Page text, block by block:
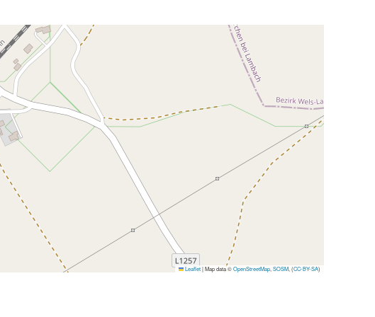
Leaflet|Map data ©OpenStreetMap SOSM , (CC-BY-SA)